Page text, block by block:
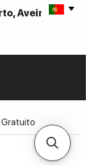
Aveiro
Gratuito